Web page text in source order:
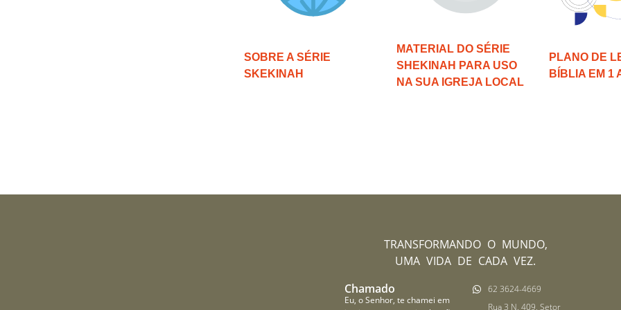
SOBRE A SÉRIE
SKEKINAH
MATERIAL DO SÉRIE
SHEKINAH PARA USO
NA SUA IGREJA LOCAL
PLANO DE
BÍBLIA EM 1
TRANSFORMANDO O MUNDO,
UMA VIDA DE CADA VEZ.
Chamado
Eu, o Senhor, te chamei em
62 3624-4669
Rua 3 N. 409, Setor